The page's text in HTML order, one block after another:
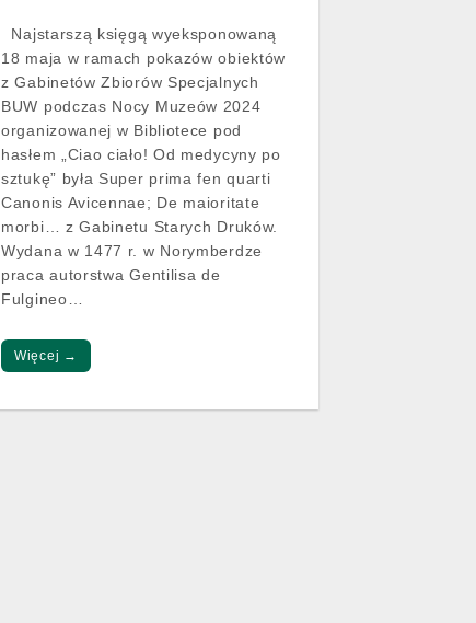
Najstarszą księgą wyeksponowaną
18 maja w ramach pokazów obiektów
z Gabinetów Zbiorów Specjalnych
BUW podczas Nocy Muzeów 2024
organizowanej w Bibliotece pod
hasłem „Ciao ciało! Od medycyny po
sztukę” była Super prima fen quarti
Canonis Avicennae; De maioritate
morbi… z Gabinetu Starych Druków.
Wydana w 1477 r. w Norymberdze
praca autorstwa Gentilisa de
Fulgineo…
Więcej →